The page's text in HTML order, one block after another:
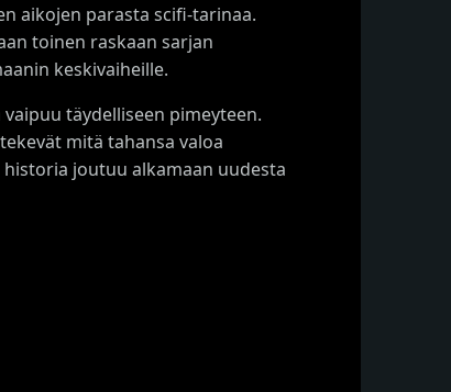
aikojen parasta scifi-tarinaa.
toinen raskaan sarjan
keskivaiheille.
täydelliseen pimeyteen.
mitä tahansa valoa
joutuu alkamaan uudesta